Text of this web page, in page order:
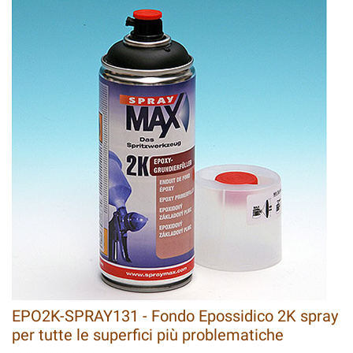
EPO2K-SPRAY131 - Fondo Epossidico 2K spray
per tutte le superfici più problematiche